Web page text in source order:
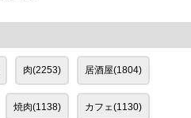
肉(2253) 居酒屋(1804)
焼肉(1138) カフェ(1130)